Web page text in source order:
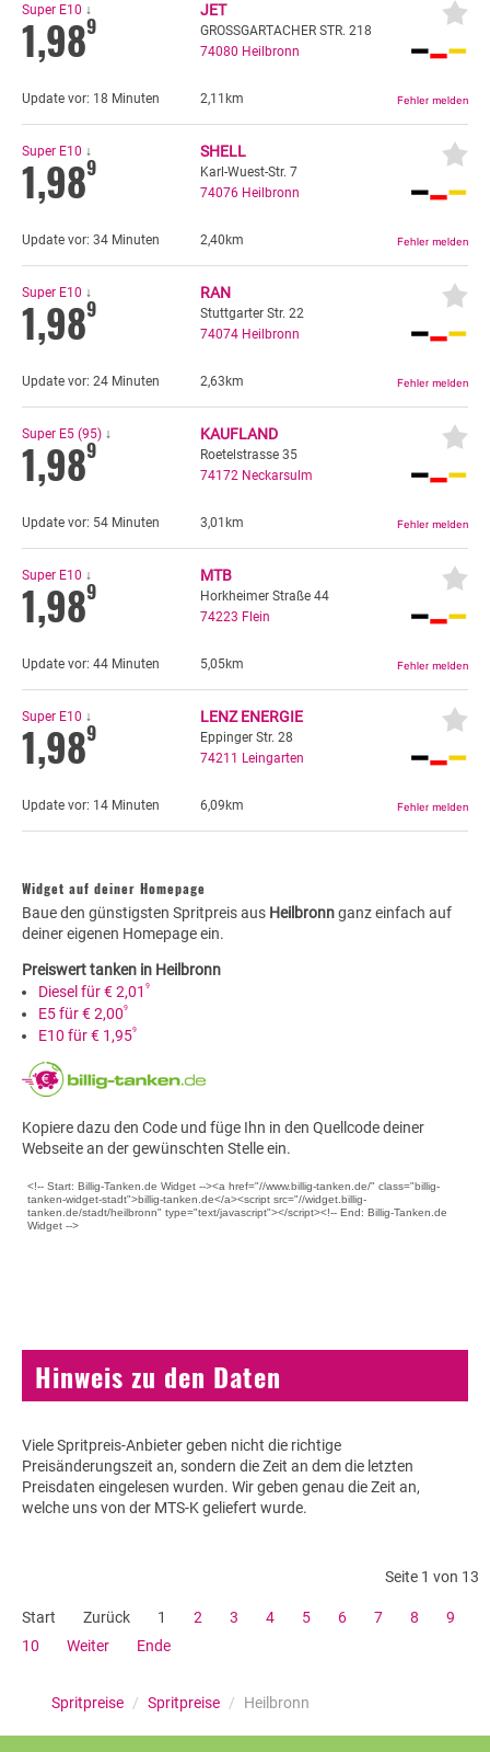
Super E10 ↓
1,989
JET
GROSSGARTACHER STR. 218
74080 Heilbronn
Update vor: 18 Minuten 2,11km
Super E10 ↓
1,989
SHELL
Karl-Wuest-Str. 7
74076 Heilbronn
Update vor: 34 Minuten 2,40km
Super E10 ↓
1,989
RAN
Stuttgarter Str. 22
74074 Heilbronn
Update vor: 24 Minuten 2,63km
Super E5 (95) ↓
1,989
KAUFLAND
Roetelstrasse 35
74172 Neckarsulm
Update vor: 54 Minuten 3,01km
Super E10 ↓
1,989
MTB
Horkheimer Straße 44
74223 Flein
Update vor: 44 Minuten 5,05km
Super E10 ↓
1,989
LENZ ENERGIE
Eppinger Str. 28
74211
Leingarten
Update vor: 14 Minuten 6,09km
Widget auf deiner Homepage
Baue den günstigsten Spritpreis aus Heilbronnganz einfach auf
deiner eigenen Homepage ein.
Preiswert tanken in Heilbronn
Diesel für € 2,01 9
E5 für € 2,009
E10 für € 1,959
Kopiere dazu den Code und füge Ihn in den Quellcode deiner
Webseite an der gewünschten Stelle ein.
Hinweis zu den Daten
Viele Spritpreis-Anbieter geben nicht die richtige
Preisänderungszeit an, sondern die Zeit an dem die letzten
Preisdaten eingelesen wurden. Wir geben genau die Zeit an,
welche uns von der MTS-K geliefert wurde.
Seite 1 von 13
Start Zurück 1 2 3 4 5 6 7 8
9
10
Weiter Ende
Spritpreise / Spritpreise / Heilbronn